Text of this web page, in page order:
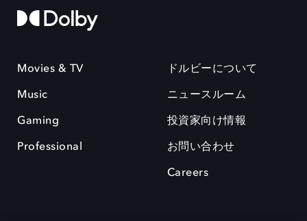
Movies & TV
Music
Gaming
Professional
ドルビーについて
ニュースルーム
投資家向け情報
お問い合わせ
Careers